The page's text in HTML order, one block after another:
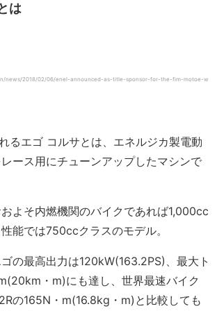
は
news/2018/02/06/enel-announced-as-title-sponsor-for-the-fim-motoe-w
るエゴ コルサとは、エネルジカ製電動
ース用にチューンアップしたマシンで
よそ内燃機関のバイクであれば1,000cc
能では750ccクラスのモデル。
の最高出力は120kW(163.2PS)、最大ト
・m)にも達し、世界最速バイク
の165N・m(16.8kg・m)と比較しても